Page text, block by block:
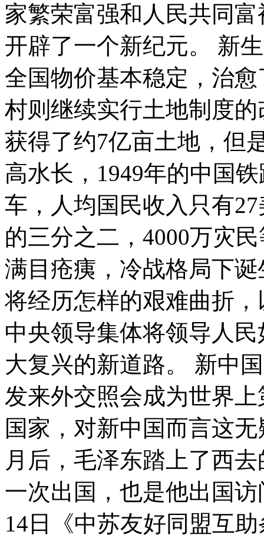
家繁荣富强和人民共同
开辟了一个新纪元。 新
全国物价基本稳定，治
村则继续实行土地制度
获得了约7亿亩土地，但
高水长，1949年的中国
车，人均国民收入只有
的三分之二，4000万灾
满目疮痍，冷战格局下
将经历怎样的艰难曲折
中央领导集体将领导人
大复兴的新道路。 新中
发来外交照会成为世界
国家，对新中国而言这
月后，毛泽东踏上了西
一次出国，也是他出国
14日《中苏友好同盟互